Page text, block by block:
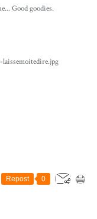
Good goodies.
Repost 0